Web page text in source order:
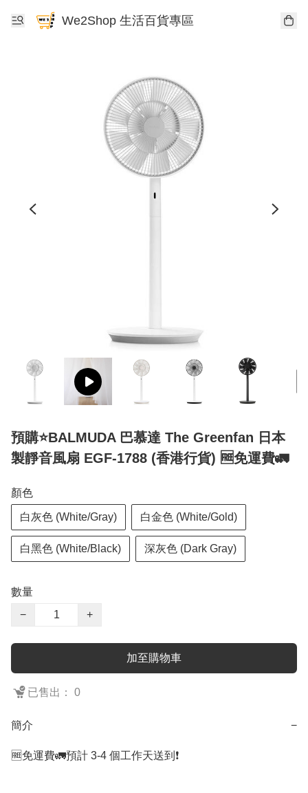
We2Shop 生活百貨專區
預購⭐️BALMUDA 巴慕達 The Greenfan 日本
製靜音風扇 EGF-1788 (香港行貨) 🆓免運費🚛
顏色
白灰色 (White/Gray) 白金色 (White/Gold)
白黑色 (White/Black) 深灰色 (Dark Gray)
數量
−
+
加至購物車
已售出： 0
簡介 −
🆓免運費🚛預計 3-4 個工作天送到❗️